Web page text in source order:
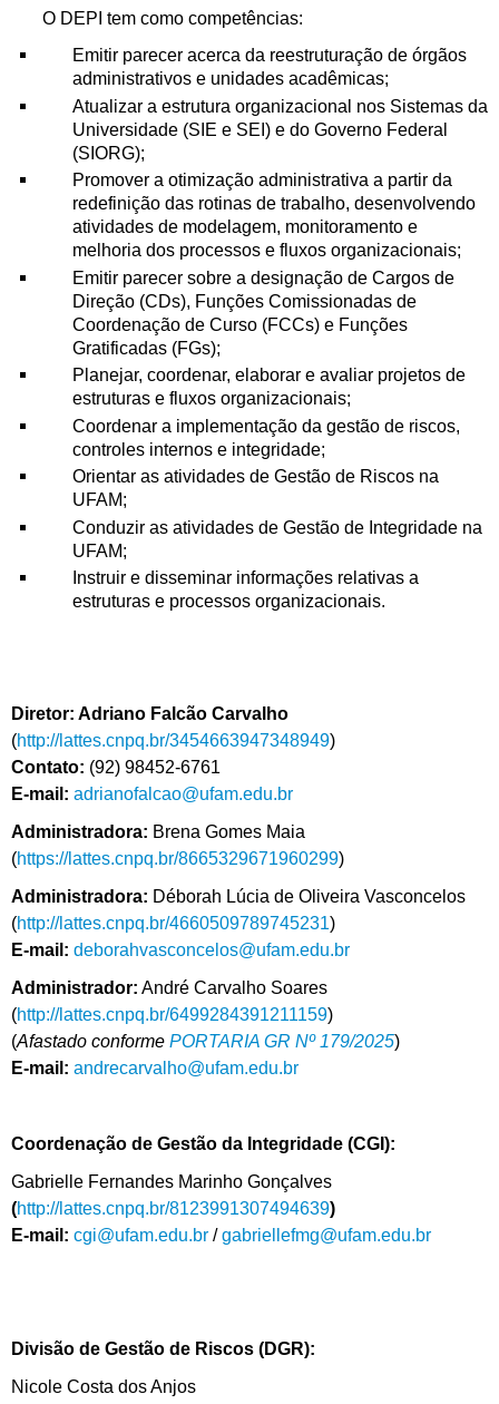
O DEPI tem como competências:
Emitir parecer acerca da reestruturação de órgãos
administrativos e unidades acadêmicas;
Atualizar a estrutura organizacional nos Sistemas da
Universidade (SIE e SEI) e do Governo Federal
(SIORG);
Promover a otimização administrativa a partir da
redefinição das rotinas de trabalho, desenvolvendo
atividades de modelagem, monitoramento e
melhoria dos processos e fluxos organizacionais;
Emitir parecer sobre a designação de Cargos de
Direção (CDs), Funções Comissionadas de
Coordenação de Curso (FCCs) e Funções
Gratificadas (FGs);
Planejar, coordenar, elaborar e avaliar projetos de
estruturas e fluxos organizacionais;
Coordenar a implementação da gestão de riscos,
controles internos e integridade;
Orientar as atividades de Gestão de Riscos na
UFAM;
Conduzir as atividades de Gestão de Integridade na
UFAM;
Instruir e disseminar informações relativas a
estruturas e processos organizacionais.
Diretor: Adriano Falcão Carvalho
(http://lattes.cnpq.br/3454663947348949)
Contato: (92) 98452-6761
E-mail: adrianofalcao@ufam.edu.br
Administradora: Brena Gomes Maia
(https://lattes.cnpq.br/8665329671960299)
Administradora: Déborah Lúcia de Oliveira Vasconcelos
(http://lattes.cnpq.br/4660509789745231)
E-mail: deborahvasconcelos@ufam.edu.br
Administrador: André Carvalho Soares
(http://lattes.cnpq.br/6499284391211159)
(Afastado conforme PORTARIA GR Nº 179/2025)
E-mail: andrecarvalho@ufam.edu.br
Coordenação de Gestão da Integridade (CGI):
Gabrielle Fernandes Marinho Gonçalves
(http://lattes.cnpq.br/8123991307494639)
E-mail: cgi@ufam.edu.br /gabriellefmg@ufam.edu.br
Divisão de Gestão de Riscos (DGR):
Nicole Costa dos Anjos